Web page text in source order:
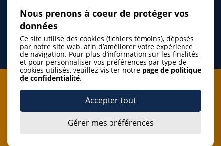
Je m'abonne à l'infolettre
J’accepte de m’abonner à l’infolettre de La Gazette de la
Nous prenons à coeur de protéger vos
données
Ce site utilise des cookies (fichiers témoins), déposés
par notre site web, afin d’améliorer votre expérience
de navigation. Pour plus d’information sur les finalités
et pour personnaliser vos préférences par type de
cookies utilisés, veuillez visiter notre page de politique
de confidentialité.
Accepter tout
Gérer mes préférences